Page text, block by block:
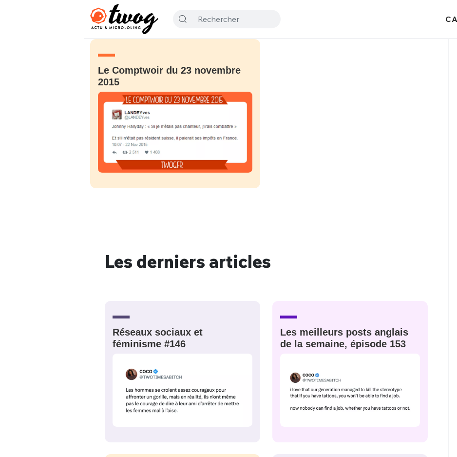
Le Comptwoir du 23 novembre
2015
Les derniers articles
Réseaux sociaux et
féminisme #146
Les meilleurs posts anglais
de la semaine, épisode 153
Bienvenue !
PSEUDO
PASSWORD*
Que souhaitez-vous proposer ?
Quelques
tweets
Ma propre
sélection